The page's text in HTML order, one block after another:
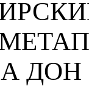
ДОН